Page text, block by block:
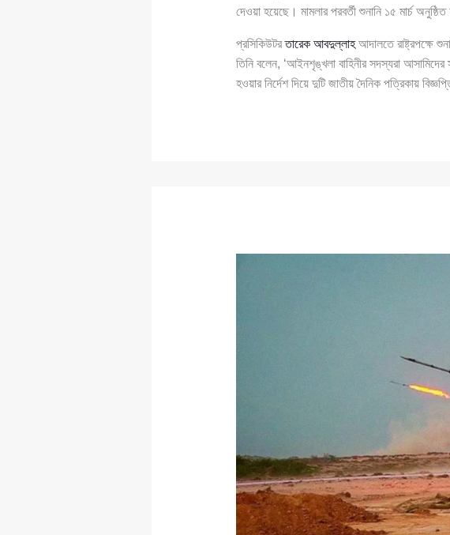
দেওয়া হয়েছে। মামলার পরবর্তী শুনানি ১৫ মার্চ অনুষ্ঠিত
প্রসিকিউটরতারেক আবদুল্লাহআদালতে রাষ্ট্রপক্ষে
তিনি বলেন, ‘আইনশৃঙ্খলা বাহিনীর সদস্যরা
হওয়ার নির্দেশ দিয়ে দুটি জাতীয় দৈনিক পত্রিকায়